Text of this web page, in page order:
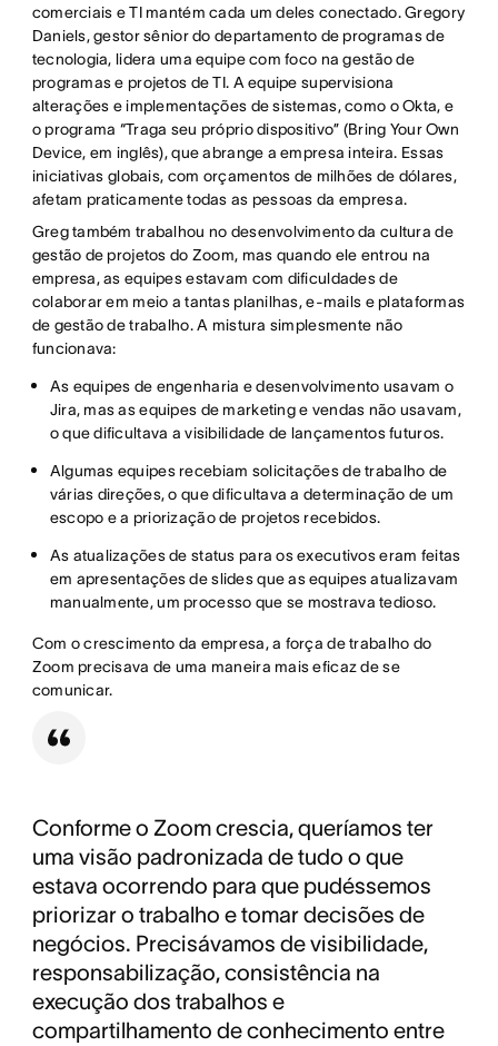
comerciais e TI mantém cada um deles conectado. Gregory
Daniels, gestor sênior do departamento de programas de
tecnologia, lidera uma equipe com foco na gestão de
programas e projetos de TI. A equipe supervisiona
alterações e implementações de sistemas, como o Okta, e
o programa “Traga seu próprio dispositivo” (Bring Your Own
Device, em inglês), que abrange a empresa inteira. Essas
iniciativas globais, com orçamentos de milhões de dólares,
afetam praticamente todas as pessoas da empresa.
Greg também trabalhou no desenvolvimento da cultura de
gestão de projetos do Zoom, mas quando ele entrou na
empresa, as equipes estavam com dificuldades de
colaborar em meio a tantas planilhas, e-mails e plataformas
de gestão de trabalho. A mistura simplesmente não
funcionava:
As equipes de engenharia e desenvolvimento usavam o
Jira, mas as equipes de marketing e vendas não usavam,
o que dificultava a visibilidade de lançamentos futuros.
Algumas equipes recebiam solicitações de trabalho de
várias direções, o que dificultava a determinação de um
escopo e a priorização de projetos recebidos.
As atualizações de status para os executivos eram feitas
em apresentações de slides que as equipes atualizavam
manualmente, um processo que se mostrava tedioso.
Com o crescimento da empresa, a força de trabalho do
Zoom precisava de uma maneira mais eficaz de se
comunicar.
Conforme o Zoom crescia, queríamos ter
uma visão padronizada de tudo o que
estava ocorrendo para que pudéssemos
priorizar o trabalho e tomar decisões de
negócios. Precisávamos de visibilidade,
responsabilização, consistência na
execução dos trabalhos e
compartilhamento de conhecimento entre